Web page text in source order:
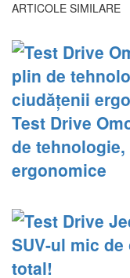
ARTICOLE SIMILARE
Test Drive
de
ergonomice